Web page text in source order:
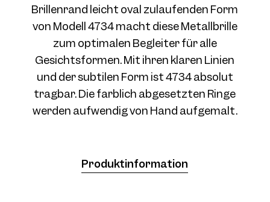
Brillenrand leicht oval zulaufenden Form
von Modell 4734 macht diese Metallbrille
zum optimalen Begleiter für alle
Gesichtsformen. Mit ihren klaren Linien
und der subtilen Form ist 4734 absolut
tragbar. Die farblich abgesetzten Ringe
werden aufwendig von Hand aufgemalt.
Produktinformation
4734 Clip Col. 04 50